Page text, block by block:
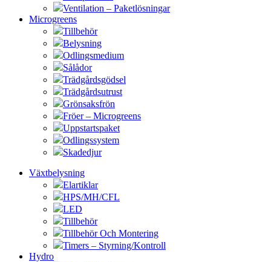
Ventilation – Paketlösningar
Microgreens
Tillbehör
Belysning
Odlingsmedium
Sålådor
Trädgårdsgödsel
Trädgårdsutrust
Grönsaksfrön
Fröer – Microgreens
Uppstartspaket
Odlingssystem
Skadedjur
Växtbelysning
Elartiklar
HPS/MH/CFL
LED
Tillbehör
Tillbehör Och Montering
Timers – Styrning/Kontroll
Hydro